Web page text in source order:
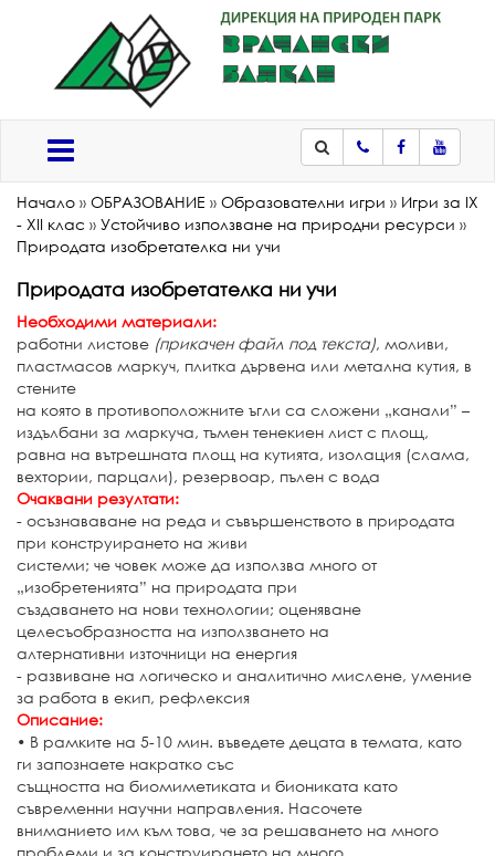
ТелефонFacebook
Начало » ОБРАЗОВАНИЕ » Образователни игри » Игри за IX
- XII клас » Устойчиво използване на природни ресурси »
Природата изобретателка ни учи
Природата изобретателка ни учи
Необходими материали:
работни листове (прикачен файл под текста), моливи,
пластмасов маркуч, плитка дървена или метална кутия, в
стените
на която в противоположните ъгли са сложени „канали” –
издълбани за маркуча, тъмен тенекиен лист с площ,
равна на вътрешната площ на кутията, изолация (слама,
вехтории, парцали), резервоар, пълен с вода
Очаквани резултати:
- осъзнававане на реда и съвършенството в природата
при конструирането на живи
системи; че човек може да използва много от
„изобретенията” на природата при
създаването на нови технологии; оценяване
целесъобразността на използването на
алтернативни източници на енергия
- развиване на логическо и аналитично мислене, умение
за работа в екип, рефлексия
Описание:
• В рамките на 5-10 мин. въведете децата в темата, като
ги запознаете накратко със
същността на биомиметиката и биониката като
съвременни научни направления. Насочете
вниманието им към това, че за решаването на много